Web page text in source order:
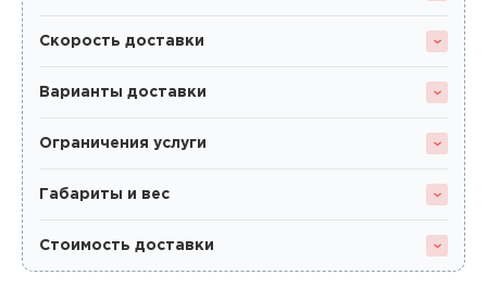
Скорость доставки
Варианты доставки
Ограничения услуги
Габариты и вес
Стоимость доставки